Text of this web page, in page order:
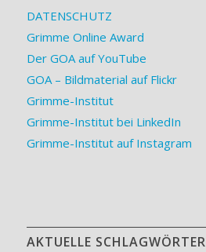
DATENSCHUTZ
Grimme Online Award
Der GOA auf YouTube
GOA – Bildmaterial auf Flickr
Grimme-Institut
Grimme-Institut bei LinkedIn
Grimme-Institut auf Instagram
AKTUELLE SCHLAGWÖRTER